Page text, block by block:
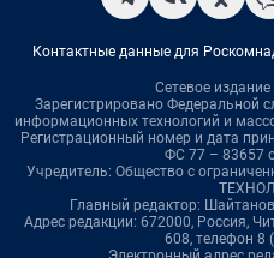
Контактные данные для
Сетевое
Зарегистрировано Федеральной
информационных технологий и
Регистрационный номер и дата
ФС 77 – 83657
Учредитель: Общество с
Главный редактор:
Адрес редакции: 672000, Россия,
608, телефон 8